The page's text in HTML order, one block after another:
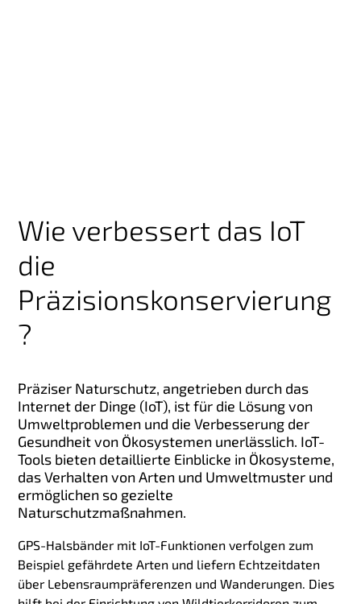
Wie verbessert das IoT
die
Präzisionskonservierung
?
Präziser Naturschutz, angetrieben durch das
Internet der Dinge (IoT), ist für die Lösung von
Umweltproblemen und die Verbesserung der
Gesundheit von Ökosystemen unerlässlich. IoT-
Tools bieten detaillierte Einblicke in Ökosysteme,
das Verhalten von Arten und Umweltmuster und
ermöglichen so gezielte
Naturschutzmaßnahmen.
GPS-Halsbänder mit IoT-Funktionen verfolgen zum
Beispiel gefährdete Arten und liefern Echtzeitdaten
über Lebensraumpräferenzen und Wanderungen. Dies